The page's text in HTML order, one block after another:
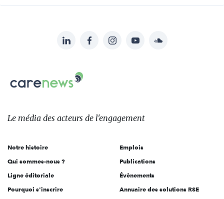
sur:
LinkedInFacebookInstagramYouTubeSoundcloud
Le
des
l'engagement
Le média des acteurs de l'engagement
Notre histoire
Qui sommes-nous ?
Ligne éditoriale
Pourquoi s'inscrire
Emplois
Publications
Évènements
Annuaire des solutions RSE